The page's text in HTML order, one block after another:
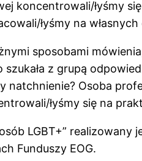
koncentrowali/łyśmy
łyśmy na
sposobami
szukała z grupą
natchnienie? Osoba
łyśmy się na
LGBT+” realizowany
Funduszy EOG.